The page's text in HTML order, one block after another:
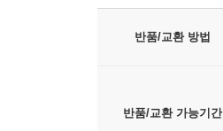
반품/교환 방법
반품/교환 가능기간